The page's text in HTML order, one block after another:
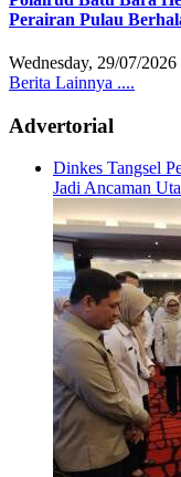
Perairan Pulau
Wednesday, 29/07/2026
Berita Lainnya ....
Advertorial
Dinkes Tangsel
Jadi Ancaman